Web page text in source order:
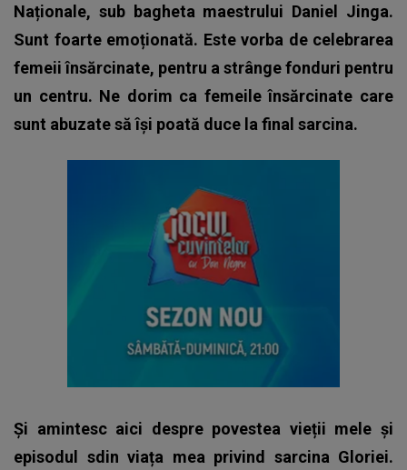
Naționale, sub bagheta maestrului Daniel Jinga.
Sunt foarte emoționată. Este vorba de celebrarea
femeii însărcinate, pentru a strânge fonduri pentru
un centru. Ne dorim ca femeile însărcinate care
sunt abuzate să își poată duce la final sarcina.
Și amintesc aici despre povestea vieții mele și
episodul sdin viața mea privind sarcina Gloriei.